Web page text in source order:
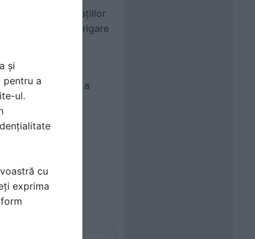
spațiilor
sisteme de irigare
networking și
captivantă și de a
și
pentru a
ul.
cu
exprima